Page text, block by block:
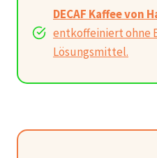
DECAF Kaffee von
entkoffeiniert ohne
Lösungsmittel.